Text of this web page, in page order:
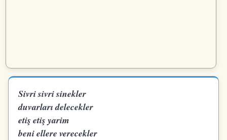
Sivri sivri sinekler
duvarları delecekler
etiş etiş yarim
beni ellere verecekler